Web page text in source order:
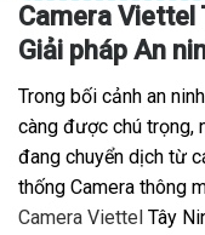
Camera Viettel
Giải pháp An
Trong bối cảnh an
càng được chú trọng,
đang chuyển dịch từ
thống Camera thông
Camera Viettel Tây